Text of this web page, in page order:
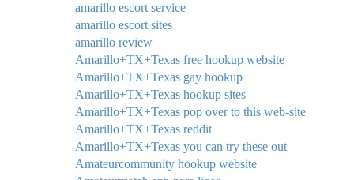
amarillo escort service
amarillo escort sites
amarillo review
Amarillo+TX+Texas free hookup website
Amarillo+TX+Texas gay hookup
Amarillo+TX+Texas hookup sites
Amarillo+TX+Texas pop over to this web-site
Amarillo+TX+Texas reddit
Amarillo+TX+Texas you can try these out
Amateurcommunity hookup website